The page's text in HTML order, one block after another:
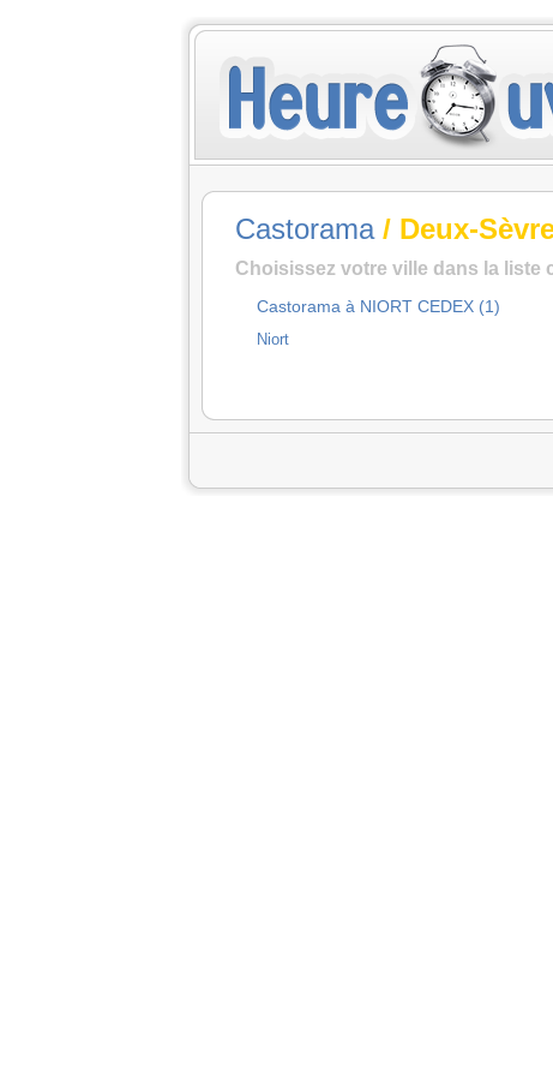
Castorama/ Deux-
Choisissez votre ville dans la liste
Castorama à NIORT CEDEX (1)
Niort